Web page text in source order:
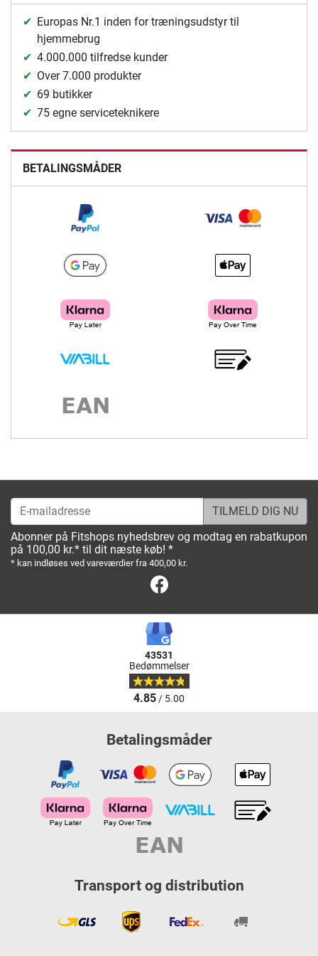
Europas Nr.1 inden for træningsudstyr til
hjemmebrug
4.000.000 tilfredse kunder
Over 7.000 produkter
69 butikker
75 egne serviceteknikere
BETALINGSMÅDER
E-mailadresse
Abonner på Fitshops nyhedsbrev og modtag en rabatkupon
på 100,00 kr.* til dit næste køb! *
* kan indløses ved vareværdier fra 400,00 kr.
43531
Bedømmelser
4.85/ 5.00
Betalingsmåder
Transport og distribution